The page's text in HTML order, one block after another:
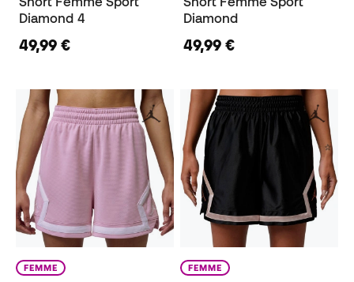
Diamond 4
49,99 €
Diamond
49,99 €
FEMME FEMME